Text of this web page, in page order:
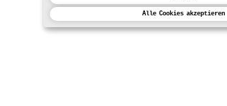
Alle Cookies akzeptieren